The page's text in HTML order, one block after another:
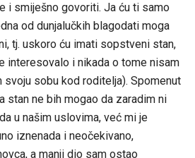
i smiješno govoriti. Ja ću ti samo
od dunjalučkih blagodati moga
tj. uskoro ću imati sopstveni stan,
interesovalo i nikada o tome nisam
svoju sobu kod roditelja). Spomenut
stan ne bih mogao da zaradim ni
u našim uslovima, već mi je
iznenada i neočekivano,
a manji dio sam ostao